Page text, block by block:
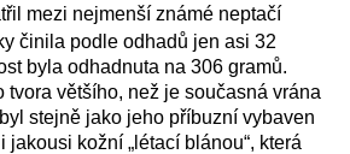
mezi nejmenší známé neptačí
činila podle odhadů jen asi 32
byla odhadnuta na 306 gramů.
tvora většího, než je současná vrána
stejně jako jeho příbuzní vybaven
jakousi kožní „létací blánou“, která